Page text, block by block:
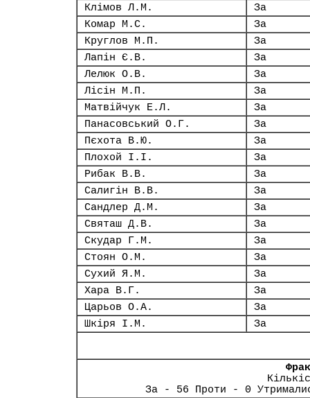
Клімов Л.М.
За
Комар М.С.
За
Круглов М.П.
За
Лапін Є.В.
За
Лелюк О.В.
За
Лісін М.П.
За
Матвійчук Е.Л.
За
Панасовський О.Г.
За
Пєхота В.Ю.
За
Плохой І.І.
За
Рибак В.В.
За
Салигін В.В.
За
Сандлер Д.М.
За
Святаш Д.В.
За
Скудар Г.М.
За
Стоян О.М.
За
Сухий Я.М.
За
Хара В.Г.
За
Царьов О.А.
За
Шкіря І.М.
За
За - 56 Проти - 0